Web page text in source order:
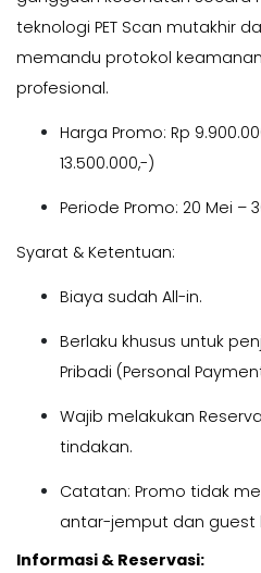
teknologi PET Scan mutakhir
memandu protokol
profesional.
Harga Promo: Rp
13.500.000,-)
Periode Promo: 20 Mei –
Syarat & Ketentuan:
Biaya sudah All-in.
Berlaku khusus untuk
Pribadi (Personal
Wajib melakukan
tindakan.
Catatan: Promo tidak
antar-jemput dan guest
Informasi & Reservasi: